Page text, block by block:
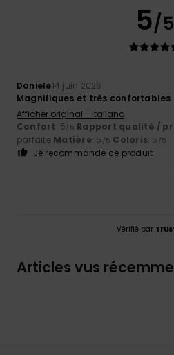
5/5
Daniele14 juin 2026
Magnifiques et très confortables
Afficher original - Italiano
Confort: 5/5 Rapport qualité /
parfaite Matière: 5 /5 Coloris: 5 /5
Je recommande ce produit
Vérifié par
Articles vus